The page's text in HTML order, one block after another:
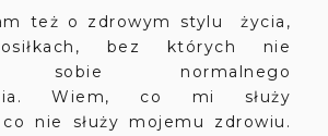
też o zdrowym stylu życia,
bez których nie
sobie normalnego
Wiem, co mi służy
nie służy mojemu zdrowiu.